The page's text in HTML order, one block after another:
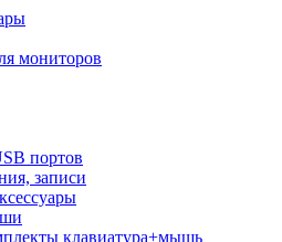
мониторов
портов
записи
клавиатура+мышь